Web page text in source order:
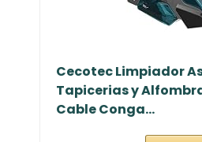
Cecotec Limpiador
Tapicerias y
Cable Conga...